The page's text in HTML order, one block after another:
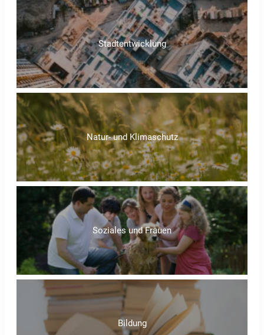
Stadtentwicklung
Natur- und Klimaschutz
Soziales und Frauen
Bildung